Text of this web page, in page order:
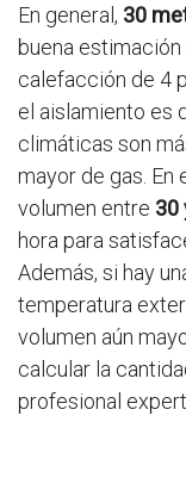
En general, 30
buena
calefacción de 4
el aislamiento es
climáticas son
mayor de gas. En
volumen entre 30
hora para
Además, si hay
temperatura
volumen aún
calcular la
profesional